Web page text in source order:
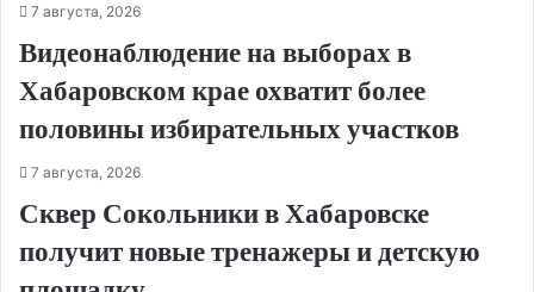
7 августа, 2026
Видеонаблюдение на выборах в
Хабаровском крае охватит более
половины избирательных участков
7 августа, 2026
Сквер Сокольники в Хабаровске
получит новые тренажеры и детскую